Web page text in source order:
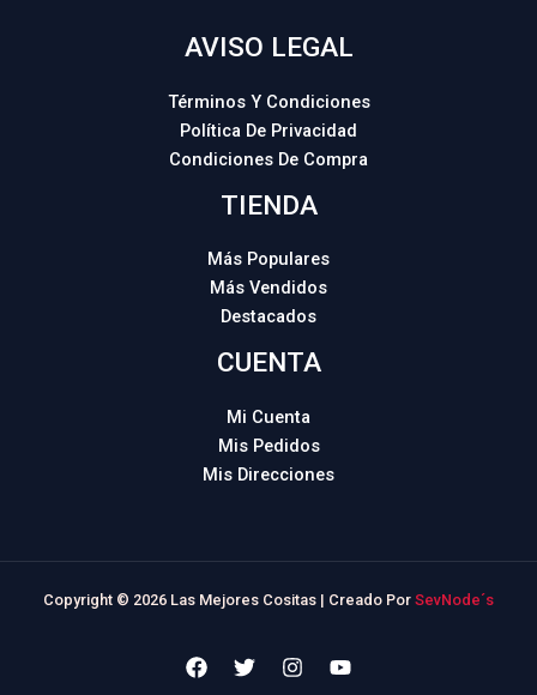
AVISO LEGAL
Términos Y Condiciones
Política De Privacidad
Condiciones De Compra
TIENDA
Más Populares
Más Vendidos
Destacados
CUENTA
Mi Cuenta
Mis Pedidos
Mis Direcciones
Copyright © 2026 Las Mejores Cositas | Creado Por SevNode´s